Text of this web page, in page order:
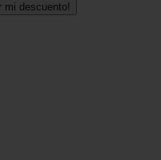
mi descuento!